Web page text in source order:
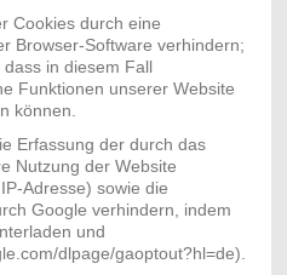
Cookies durch eine
Browser-Software verhindern;
in diesem Fall
Funktionen unserer Website
können.
Erfassung der durch das
Nutzung der Website
Adresse) sowie die
Google verhindern, indem
und
dlpage/gaoptout?hl=de).